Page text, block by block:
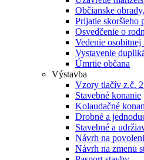
Občianske
Prijatie skoršieho
Osvedčenie o
Vedenie
Vystavenie
Úmrtie občana
Výstavba
Vzory tlačív z.č.
Stavebné konanie
Kolaudačné
Drobné a
Stavebné a
Návrh na
Návrh na zmenu